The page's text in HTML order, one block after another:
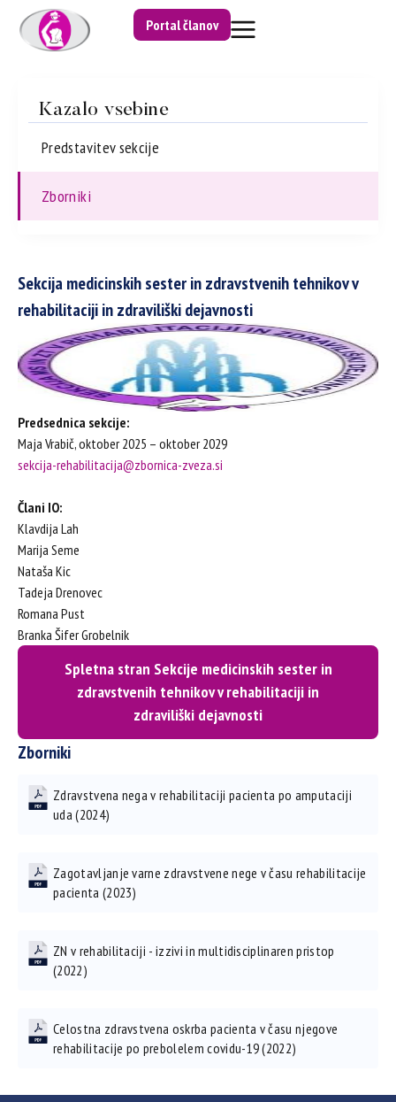
Portal članov
Kazalo vsebine
Predstavitev sekcije
Zborniki
Sekcija medicinskih sester in zdravstvenih tehnikov v
rehabilitaciji in zdraviliški dejavnosti
Predsednica sekcije:
Maja Vrabič, oktober 2025 – oktober 2029
sekcija-rehabilitacija@zbornica-zveza.si
Člani IO:
Klavdija Lah
Marija Seme
Nataša Kic
Tadeja Drenovec
Romana Pust
Branka Šifer Grobelnik
Spletna stran Sekcije medicinskih sester in
zdravstvenih tehnikov v rehabilitaciji in
zdraviliški dejavnosti
Zborniki
Zdravstvena nega v rehabilitaciji pacienta po amputaciji
uda (2024)
Zagotavljanje varne zdravstvene nege v času rehabilitacije
pacienta (2023)
ZN v rehabilitaciji - izzivi in multidisciplinaren pristop
(2022)
Celostna zdravstvena oskrba pacienta v času njegove
rehabilitacije po prebolelem covidu-19 (2022)